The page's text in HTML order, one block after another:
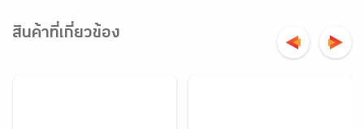
สินค้าที่เกี่ยวข้อง